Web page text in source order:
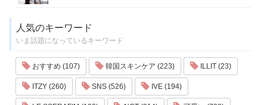
人気のキーワード
いま話題になっているキーワード
おすすめ (107) 韓国スキンケア (223) ILLIT (23)
ITZY (260) SNS (526) IVE (194)